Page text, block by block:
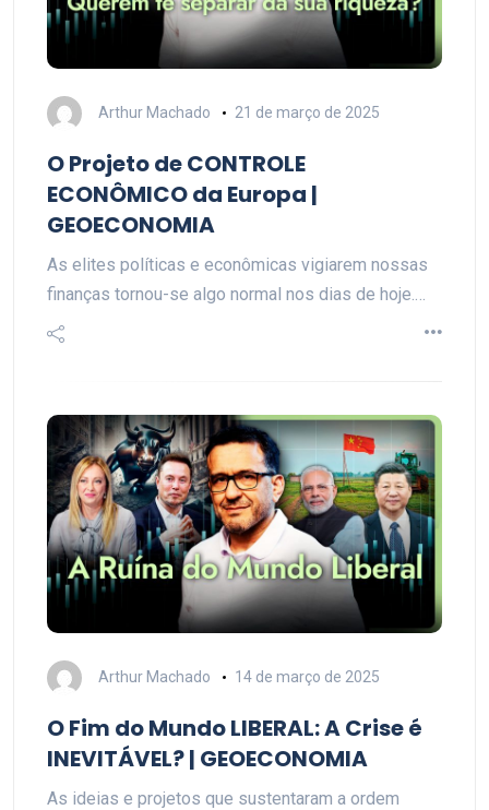
Arthur Machado 21 de março de 2025
O Projeto de CONTROLE
ECONÔMICO da Europa |
GEOECONOMIA
As elites políticas e econômicas vigiarem nossas
finanças tornou-se algo normal nos dias de hoje.…
Arthur Machado 14 de março de 2025
O Fim do Mundo LIBERAL: A Crise é
INEVITÁVEL? | GEOECONOMIA
As ideias e projetos que sustentaram a ordem